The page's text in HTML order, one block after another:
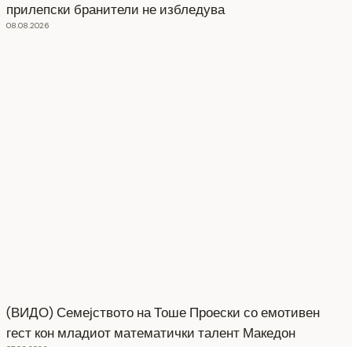
прилепски бранители не избледува
08.08.2026
(ВИДО) Семејството на Тоше Проески со емотивен
гест кон младиот математички талент Македон